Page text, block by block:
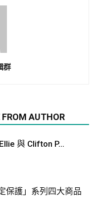
群
FROM AUTHOR
與 Clifton P...
保護」系列四大商品